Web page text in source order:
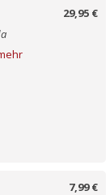
29,95 €
7,99 €